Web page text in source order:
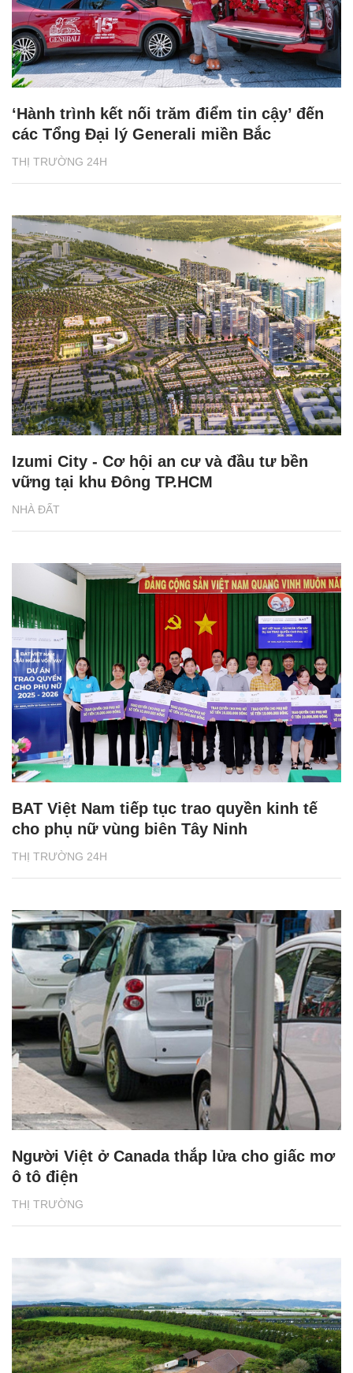
THỊ TRƯỜNG 24H
‘Hành trình kết nối trăm điểm tin cậy’ đến
các Tổng Đại lý Generali miền Bắc
NHÀ ĐẤT
Izumi City - Cơ hội an cư và đầu tư bền
vững tại khu Đông TP.HCM
THỊ TRƯỜNG 24H
BAT Việt Nam tiếp tục trao quyền kinh tế
cho phụ nữ vùng biên Tây Ninh
THỊ TRƯỜNG
Người Việt ở Canada thắp lửa cho giấc mơ
ô tô điện